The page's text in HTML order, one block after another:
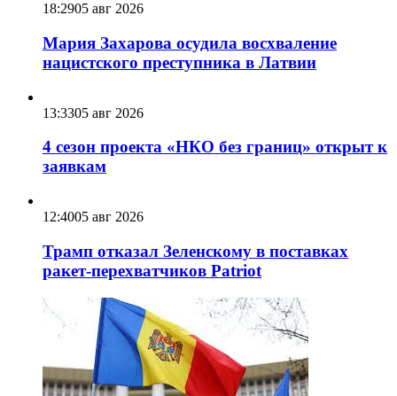
18:2905 авг 2026
Мария Захарова осудила восхваление
нацистского преступника в Латвии
13:3305 авг 2026
4 сезон проекта «НКО без границ» открыт к
заявкам
12:4005 авг 2026
Трамп отказал Зеленскому в поставках
ракет-перехватчиков Patriot